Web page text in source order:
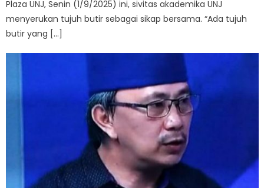
Plaza UNJ, Senin (1/9/2025) ini, sivitas akademika UNJ
menyerukan tujuh butir sebagai sikap bersama. “Ada tujuh
butir yang […]